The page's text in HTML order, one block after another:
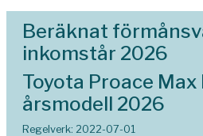
Beräknat
inkomstår 2026
Toyota Proace
årsmodell 2026
Regelverk: 2022-07-01